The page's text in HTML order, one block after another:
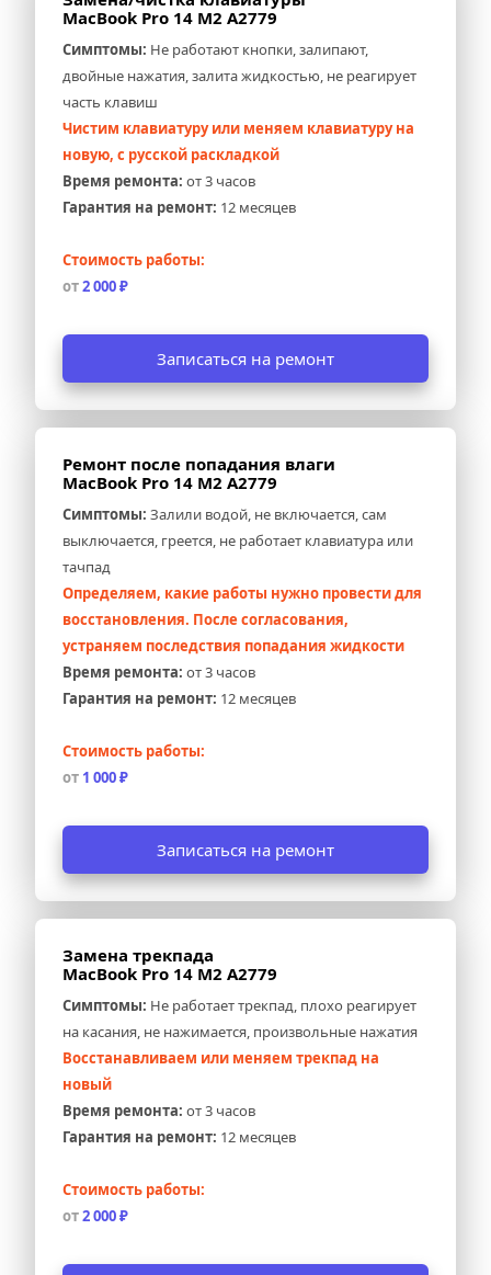
MacBook Pro 14 M2 A2779
Симптомы: Не работают кнопки, залипают,
двойные нажатия, залита жидкостью, не реагирует
часть клавиш
Чистим клавиатуру или меняем клавиатуру на
новую, с русской раскладкой
Время ремонта: от 3 часов
Гарантия на ремонт: 12 месяцев
Стоимость работы:
от 2 000 ₽
Записаться на ремонт
Ремонт после попадания влаги
MacBook Pro 14 M2 A2779
Симптомы: Залили водой, не включается, сам
выключается, греется, не работает клавиатура или
тачпад
Определяем, какие работы нужно провести для
восстановления. После согласования,
устраняем последствия попадания жидкости
Время ремонта: от 3 часов
Гарантия на ремонт: 12 месяцев
Стоимость работы:
от 1 000 ₽
Записаться на ремонт
Замена трекпада
MacBook Pro 14 M2 A2779
Симптомы: Не работает трекпад, плохо реагирует
на касания, не нажимается, произвольные нажатия
Восстанавливаем или меняем трекпад на
новый
Время ремонта: от 3 часов
Гарантия на ремонт: 12 месяцев
Стоимость работы:
от 2 000 ₽